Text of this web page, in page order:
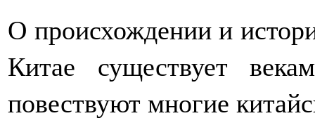
О происхождении и
Китае существует
повествуют многие